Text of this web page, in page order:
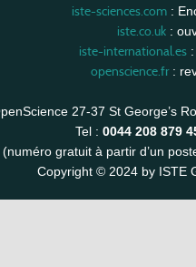
iste-sciences.com:
iste.co.uk :
iste-international.es:
openscience.fr:
27-37 St George’s
Tel : 0044 208 879
(numéro gratuit à partir d’un
Copyright © 2024 by ISTE